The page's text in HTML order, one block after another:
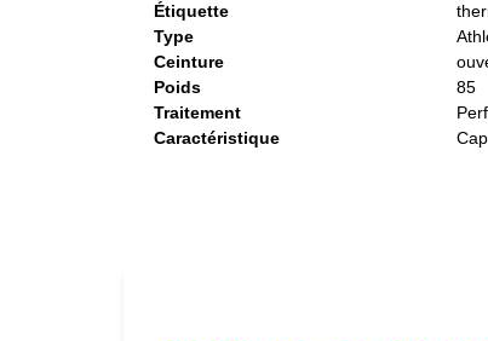
Étiquette
Type
Ceinture
Poids
85
Traitement
Caractéristique